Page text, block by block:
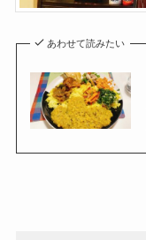
あわせて読みたい